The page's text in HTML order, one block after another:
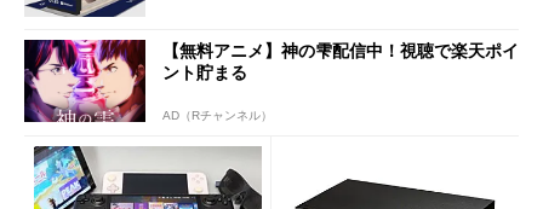
【無料アニメ】神の雫配信中！視聴で楽天ポイ
ント貯まる
AD（Rチャンネル）